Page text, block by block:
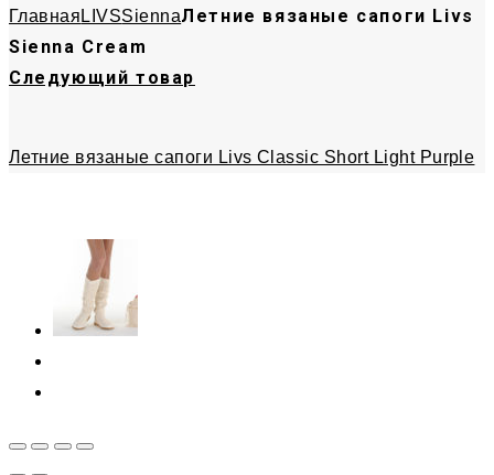
Главная LIVSSiennaЛетние вязаные сапоги Livs
Sienna Cream
Следующий товар
Летние вязаные сапоги Livs Classic Short Light Purple